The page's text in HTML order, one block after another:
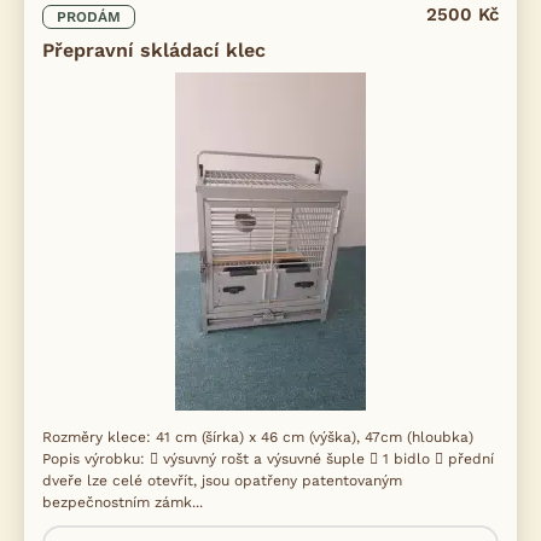
PRODÁM
Přepravní skládací klec
2500 Kč
Rozměry klece: 41 cm (šírka) x 46 cm (výška), 47cm (hloubka)
Popis výrobku:  výsuvný rošt a výsuvné šuple  1 bidlo  přední
dveře lze celé otevřít, jsou opatřeny patentovaným
bezpečnostním zámk...